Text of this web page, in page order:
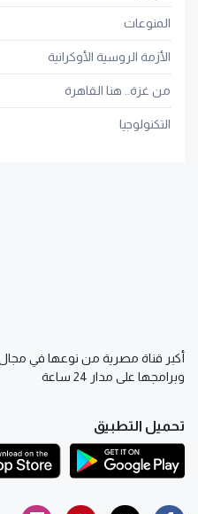
المنوعات
الأزمة الروسية الأوكرانية
من غزة.. هنا القاهرة
التكنولوجيا
أكبر قناة مصرية من نوعها في مجال
وبرامجها على مدار 24 ساعة
تحميل التطبيق